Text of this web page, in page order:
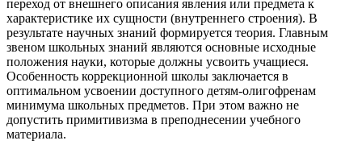
переход от внешнего описания явления или предмета к
характеристике их сущности (внутреннего строения). В
результате научных знаний формируется теория. Главным
звеном школьных знаний являются основные исходные
положения науки, которые должны усвоить учащиеся.
Особенность коррекционной школы заключается в
оптимальном усвоении доступного детям-олигофренам
минимума школьных предметов. При этом важно не
допустить примитивизма в преподнесении учебного
материала.